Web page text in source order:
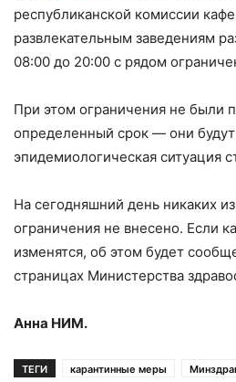
республиканской комиссии
развлекательным заведениям
08:00 до 20:00 с рядом
При этом ограничения не были
определенный срок — они
эпидемиологическая ситуация
На сегодняшний день никаких
ограничения не внесено. Если
изменятся, об этом будет
страницах Министерства
Анна НИМ.
ТЕГИ карантинные меры